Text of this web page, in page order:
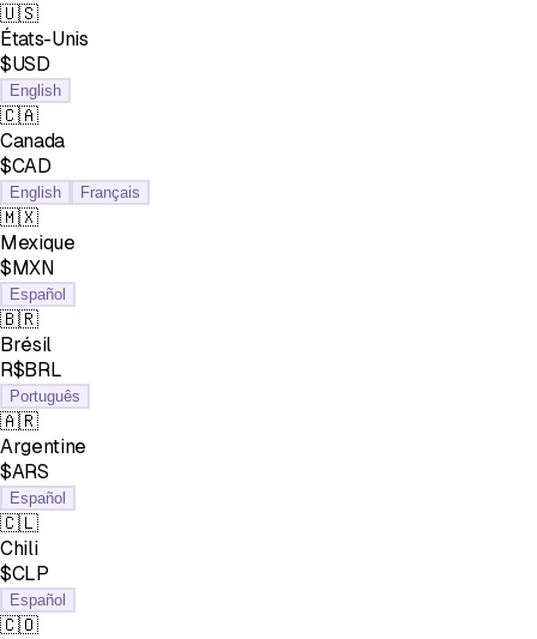
🇺🇸
États-Unis
$USD
English
🇨🇦
Canada
$CAD
English Français
🇲🇽
Mexique
$MXN
Español
🇧🇷
Brésil
R$BRL
Português
🇦🇷
Argentine
$ARS
Español
🇨🇱
Chili
$CLP
Español
🇨🇴